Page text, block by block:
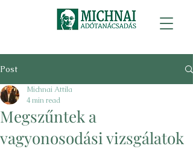
Post
Megszűntek a
vagyonosodási vizsgálatok
Michnai Attila
4 min read